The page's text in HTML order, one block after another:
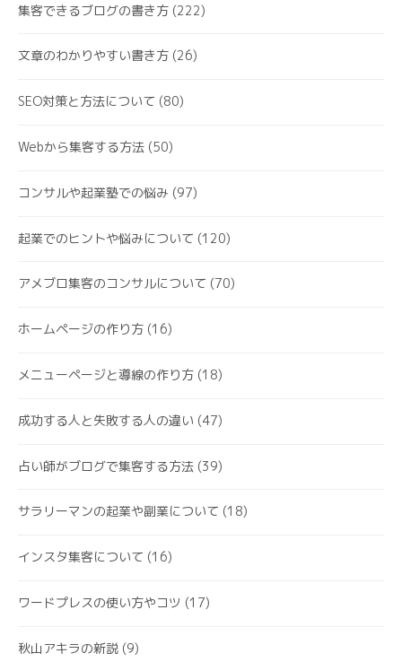
集客できるブログの書き方 (222)
文章のわかりやすい書き方 (26)
SEO対策と方法について (80)
Webから集客する方法 (50)
コンサルや起業塾での悩み (97)
起業でのヒントや悩みについて (120)
アメブロ集客のコンサルについて (70)
ホームページの作り方 (16)
メニューページと導線の作り方 (18)
成功する人と失敗する人の違い (47)
占い師がブログで集客する方法 (39)
サラリーマンの起業や副業について (18)
インスタ集客について (16)
ワードプレスの使い方やコツ (17)
秋山アキラの新説 (9)